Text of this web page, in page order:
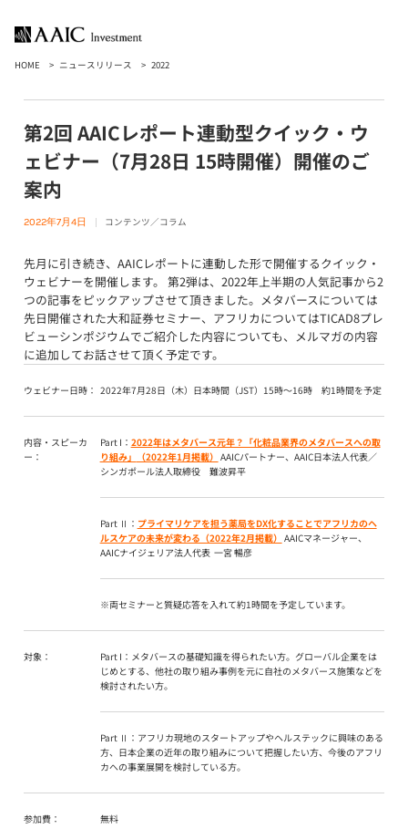
HOME ニュースリリース 2022
第2回 AAICレポート連動型クイック・ウ
ェビナー（7月28日 15時開催）開催のご
案内
2022年7月4日 コンテンツ／コラム
先月に引き続き、AAICレポートに連動した形で開催するクイック・
ウェビナーを開催します。 第2弾は、2022年上半期の人気記事から2
つの記事をピックアップさせて頂きました。メタバースについては
先日開催された大和証券セミナー、アフリカについてはTICAD8プレ
ビューシンポジウムでご紹介した内容についても、メルマガの内容
に追加してお話させて頂く予定です。
ウェビナー日時： 2022年7月28日（木）日本時間（JST）15時〜16時 約1時間を予定
内容・スピーカ
ー：
Part I： 2022年はメタバース元年？「化粧品業界のメタバースへの取
り組み」
（2022年1月掲載） AAICパートナー、AAIC日本法人代表／
シンガポール法人取締役 難波昇平
Part Ⅱ： プライマリケアを担う薬局をDX化することでアフリカのヘ
ルスケアの未来が変わる（2022年2月掲載） AAICマネージャー、
AAICナイジェリア法人代表 一宮 暢彦
※両セミナーと質疑応答を入れて約1時間を予定しています。
対象：
Part I：メタバースの基礎知識を得られたい方。グローバル企業をは
じめとする、他社の取り組み事例を元に自社のメタバース施策などを
検討されたい方。
Part Ⅱ：アフリカ現地のスタートアップやヘルステックに興味のある
方、日本企業の近年の取り組みについて把握したい方、今後のアフリ
カへの事業展開を検討している方。
参加費： 無料